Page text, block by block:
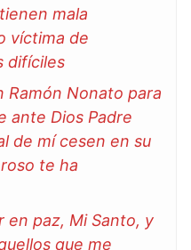
mala
víctima de
difíciles
Ramón Nonato para
ante Dios Padre
de mí cesen en su
te ha
en paz, Mi Santo, y
que me